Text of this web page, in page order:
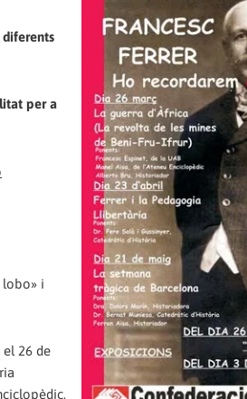
diferents
per a
lobo» i
el 26 de